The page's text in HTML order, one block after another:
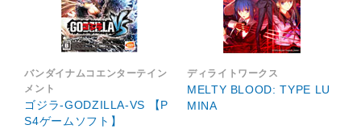
バンダイナムコエンターテイン
メント
ゴジラ-GODZILLA-VS 【P
S4ゲームソフト】
ディライトワークス
MELTY BLOOD: TYPE LU
MINA